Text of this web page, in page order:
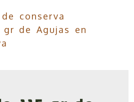
conserva
gr de Agujas en